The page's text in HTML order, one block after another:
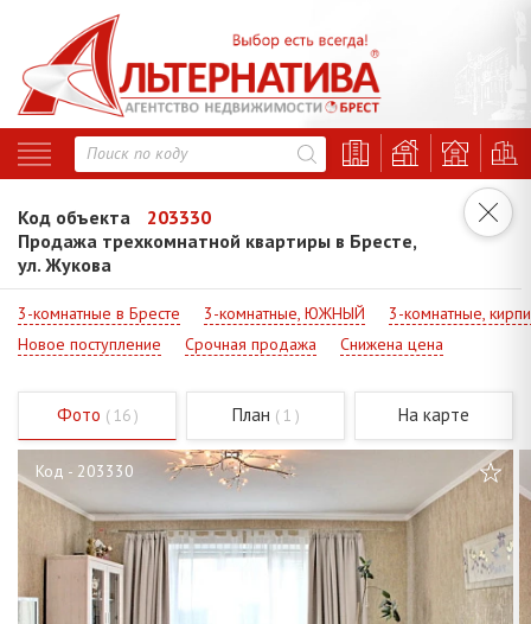
Код объекта
203330
Продажа трехкомнатной квартиры в Бресте,
ул. Жукова
3-комнатные в Бресте 3-комнатные, ЮЖНЫЙ
3-комнатные,
Новое поступление
Срочная продажа Снижена цена
Фото ( 16 ) План ( 1 ) На карте
Код - 203330